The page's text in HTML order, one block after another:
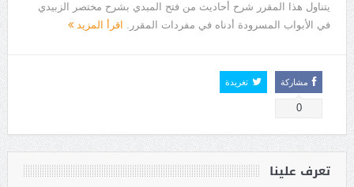
يتناول هذا المقرر شرح أحاديث من فتح المبدي بشرح مختصر الزبيدي
في الأبواب المسرودة أدناه في مفردات المقرر. اقرأ المزيد
مشاركة
0
تغريدة
تعرف علينا